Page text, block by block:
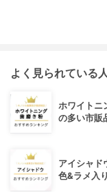
よく見られている
ホワイトニ
の多い市販
アイシャド
色&ラメ入